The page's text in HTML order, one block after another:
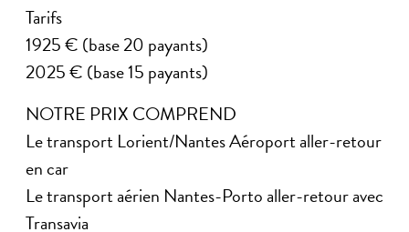
Tarifs
1925 € (base 20 payants)
2025 € (base 15 payants)
NOTRE PRIX COMPREND
Le transport Lorient/Nantes Aéroport aller-retour
en car
Le transport aérien Nantes-Porto aller-retour avec
Transavia